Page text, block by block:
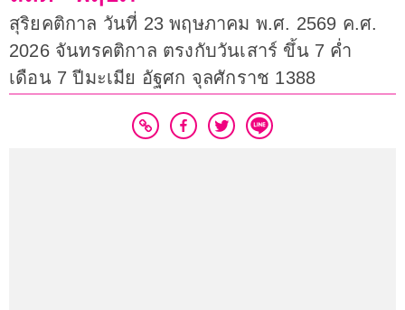
สุริยคติกาล วันที่ 23 พฤษภาคม พ.ศ. 2569 ค.ศ.
2026 จันทรคติกาล ตรงกับวันเสาร์ ขึ้น 7 ค่ำ
เดือน 7 ปีมะเมีย อัฐศก จุลศักราช 1388